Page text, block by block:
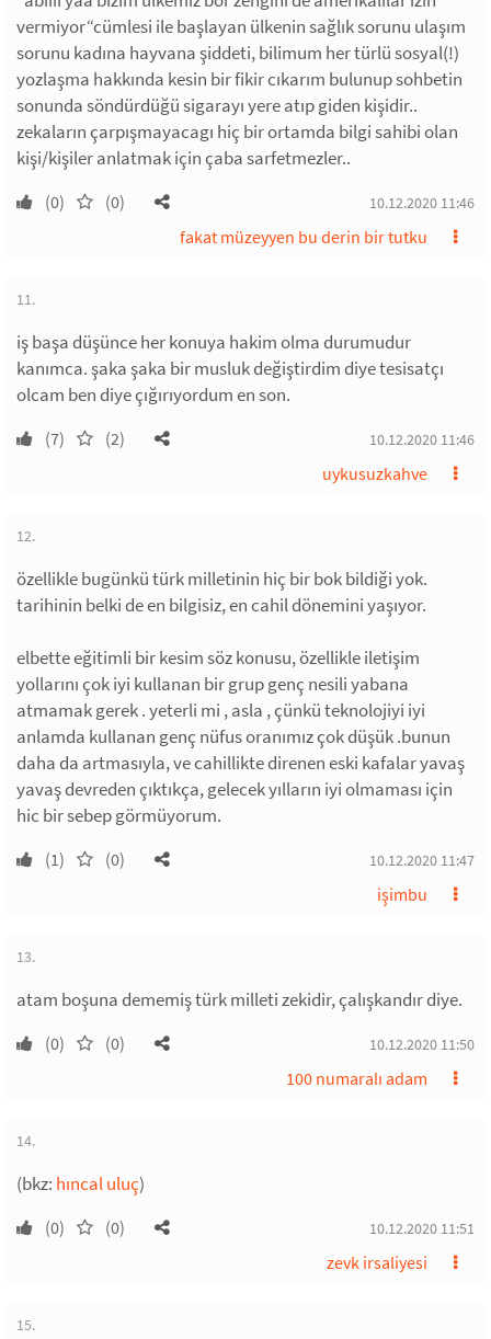
vermiyor“cümlesi ile başlayan ülkenin sağlık sorunu ulaşım
sorunu kadına hayvana şiddeti, bilimum her türlü sosyal(!)
yozlaşma hakkında kesin bir fikir cıkarım bulunup sohbetin
sonunda söndürdüğü sigarayı yere atıp giden kişidir..
zekaların çarpışmayacagı hiç bir ortamda bilgi sahibi olan
kişi/kişiler anlatmak için çaba sarfetmezler..
(0) (0) 10.12.2020 11:46
fakat müzeyyen bu derin bir tutku
11.
iş başa düşünce her konuya hakim olma durumudur
kanımca. şaka şaka bir musluk değiştirdim diye tesisatçı
olcam ben diye çığırıyordum en son.
(7) (2) 10.12.2020 11:46
uykusuzkahve
12.
özellikle bugünkü türk milletinin hiç bir bok bildiği yok.
tarihinin belki de en bilgisiz, en cahil dönemini yaşıyor.
elbette eğitimli bir kesim söz konusu, özellikle iletişim
yollarını çok iyi kullanan bir grup genç nesili yabana
atmamak gerek . yeterli mi , asla , çünkü teknolojiyi iyi
anlamda kullanan genç nüfus oranımız çok düşük .bunun
daha da artmasıyla, ve cahillikte direnen eski kafalar yavaş
yavaş devreden çıktıkça, gelecek yılların iyi olmaması için
hic bir sebep görmüyorum.
(1) (0) 10.12.2020 11:47
işimbu
13.
atam boşuna dememiş türk milleti zekidir, çalışkandır diye.
(0) (0) 10.12.2020 11:50
100 numaralı adam
14.
(bkz: hıncal uluç)
(0) (0) 10.12.2020 11:51
zevk irsaliyesi
15.